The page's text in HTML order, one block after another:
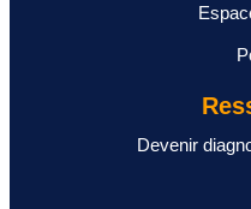
Devenir